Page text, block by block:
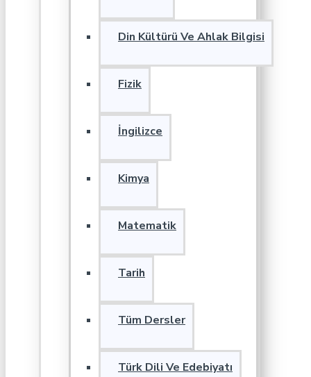
Din Kültürü Ve Ahlak Bilgisi
Fizik
İngilizce
Kimya
Matematik
Tarih
Tüm Dersler
Türk Dili Ve Edebiyatı